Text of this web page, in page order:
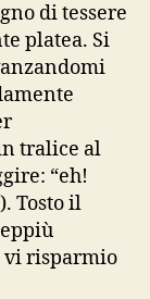
di tessere
platea. Si
tralice al
“eh!
Tosto il
vi risparmio